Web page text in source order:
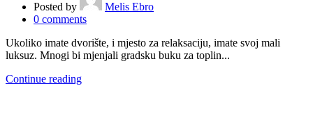
Posted by
Melis Ebro
0 comments
Ukoliko imate dvorište, i mjesto za relaksaciju, imate svoj mali
luksuz. Mnogi bi mjenjali gradsku buku za toplin...
Continue reading